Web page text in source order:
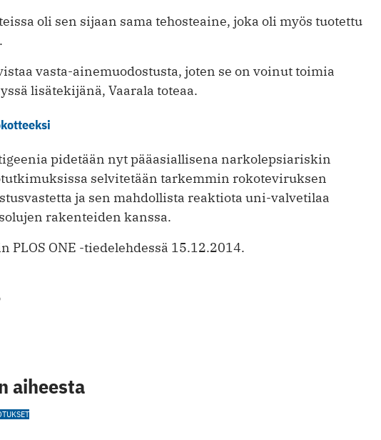
oli sen sijaan sama tehosteaine, joka oli myös tuotettu
vasta-ainemuodostusta, joten se on voinut toimia
lisätekijänä, Vaarala toteaa.
pidetään nyt pääasiallisena narkolepsiariskin
selvitetään tarkemmin rokoteviruksen
ja sen mahdollista reaktiota uni-valvetilaa
rakenteiden kanssa.
ONE -tiedelehdessä 15.12.2014.
aiheesta